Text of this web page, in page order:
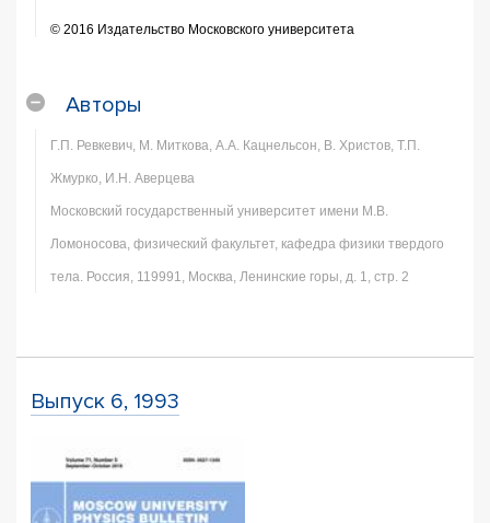
© 2016 Издательство Московского университета
Авторы
Г.П. Ревкевич, М. Миткова, А.А. Кацнельсон, В. Христов, Т.П.
Жмурко, И.Н. Аверцева
Московский государственный университет имени М.В.
Ломоносова, физический факультет, кафедра физики твердого
тела. Россия, 119991, Москва, Ленинские горы, д. 1, стр. 2
Выпуск 6, 1993